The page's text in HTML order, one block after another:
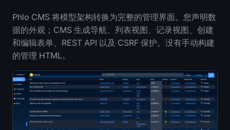
Phlo CMS 将模型架构转换为完整的管理界面。您声明数
据的外观；CMS 生成导航、列表视图、记录视图、创建
和编辑表单、REST API 以及 CSRF 保护。没有手动构建
的管理 HTML。